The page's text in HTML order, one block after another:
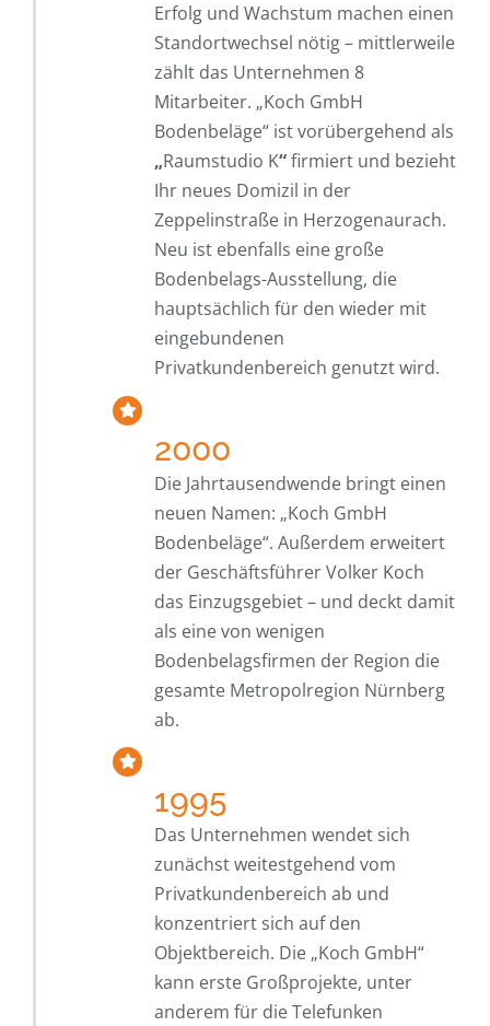
Erfolg und Wachstum machen einen
Standortwechsel nötig – mittlerweile
zählt das Unternehmen 8
Mitarbeiter. „Koch GmbH
Bodenbeläge“ ist vorübergehend als
„Raumstudio K“firmiert und bezieht
Ihr neues Domizil in der
Zeppelinstraße in Herzogenaurach.
Neu ist ebenfalls eine große
Bodenbelags-Ausstellung, die
hauptsächlich für den wieder mit
eingebundenen
Privatkundenbereich genutzt wird.
2000
Die Jahrtausendwende bringt einen
neuen Namen: „Koch GmbH
Bodenbeläge“. Außerdem erweitert
der Geschäftsführer Volker Koch
das Einzugsgebiet – und deckt damit
als eine von wenigen
Bodenbelagsfirmen der Region die
gesamte Metropolregion Nürnberg
ab.
1995
Das Unternehmen wendet sich
zunächst weitestgehend vom
Privatkundenbereich ab und
konzentriert sich auf den
Objektbereich. Die „Koch GmbH“
kann erste Großprojekte, unter
anderem für die Telefunken